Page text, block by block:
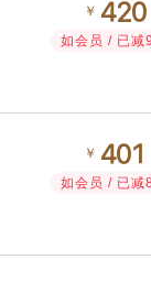
￥ 
如会员 / 已减
￥ 
如会员 / 已减